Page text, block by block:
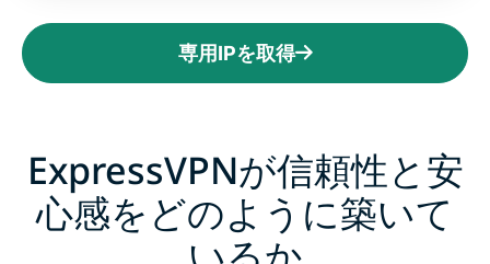
専用IPを取得
ExpressVPNが信頼性と安
心感をどのように築いて